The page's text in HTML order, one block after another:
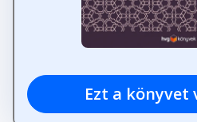
Ezt a könyvet